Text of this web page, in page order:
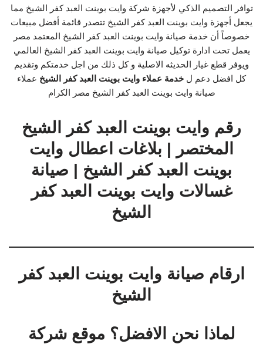
توافر التصميم الذكي لأجهزة شركة وايت بوينت العبد كفر الشيخ مما
يجعل أجهزة وايت بوينت العبد كفر الشيخ تتصدر قائمة أفضل مبيعات
خصوصاً أن خدمة صيانة وايت بوينت العبد كفر الشيخ المعتمد مصر
يعمل تحت ادارة توكيل صيانة وايت بوينت العبد كفر الشيخ العالمي
ويوفر قطع غيار الحديثه الاصلية و كل ذلك من اجل خدمتكم وتقديم
كل افضل دعم ل خدمة عملاء وايت بوينت العبد كفر الشيخ عملاء
صيانة وايت بوينت العبد كفر الشيخ مصر الكرام
رقم وايت بوينت العبد كفر الشيخ
المختصر | بلاغات اعطال وايت
بوينت العبد كفر الشيخ | صيانة
غسالات وايت بوينت العبد كفر
الشيخ
ارقام صيانة وايت بوينت العبد كفر
الشيخ
لماذا نحن الافضل؟ موقع شركة